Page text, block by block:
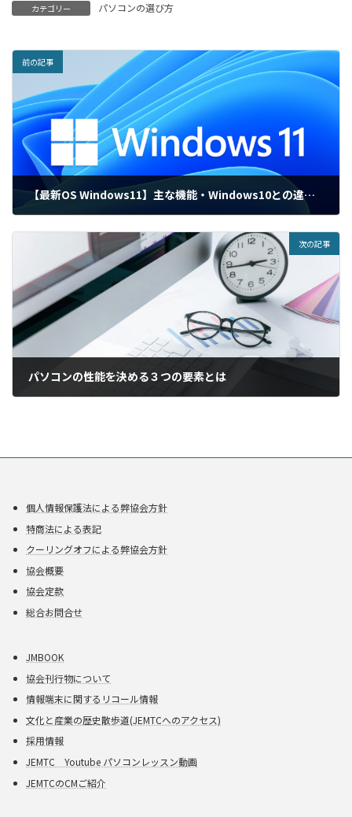
カテゴリー パソコンの選び方
前の記事
【最新OS Windows11】主な機能・Windows10との違いをご紹介
次の記事
パソコンの性能を決める３つの要素とは
個人情報保護法による弊協会方針
特商法による表記
クーリングオフによる弊協会方針
協会概要
協会定款
総合お問合せ
JMBOOK
協会刊行物について
情報端末に関するリコール情報
文化と産業の歴史散歩道(JEMTCへのアクセス)
採用情報
JEMTC Youtube パソコンレッスン動画
JEMTCのCMご紹介